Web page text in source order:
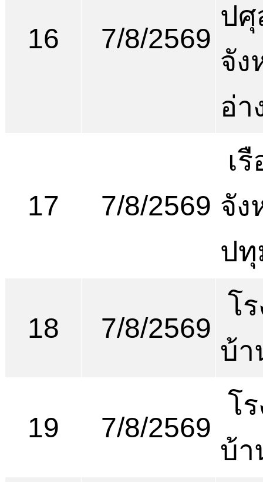
16 7/8/2569
ปศุ
จัง
อ่า
17 7/8/2569
เ
จัง
ป
18 7/8/2569
โ
บ้า
19 7/8/2569
โ
บ้า